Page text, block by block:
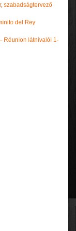
szabadságtervező
del Rey
Réunion látnivalói 1-